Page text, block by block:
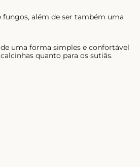
fungos, além de ser também uma
uma forma simples e confortável
quanto para os sutiãs.